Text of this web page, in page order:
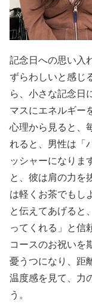
記念日への思い入
ずらわしいと感じ
ら、小さな記念日
マスにエネルギー
心理から見ると、
れると、男性は「
ッシャーになりま
と、彼は肩の力を
は軽くお茶でもし
と伝えてあげると
ってくれる」と信
コースのお祝いを
憂うつになり、距
温度感を見て、力
う。